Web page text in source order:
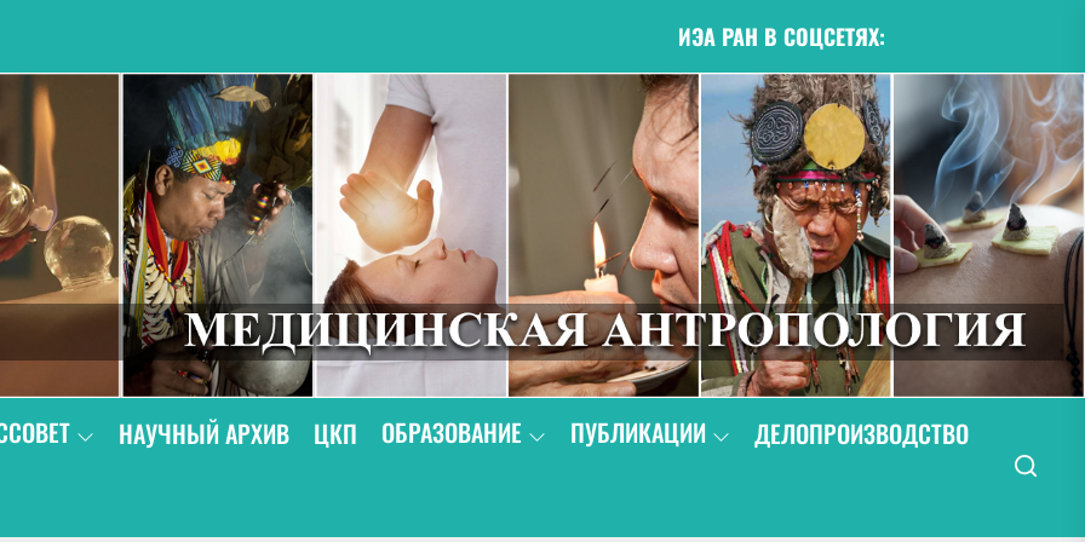
ИЭА РАН В СОЦСЕТЯХ:
НАУЧНЫЙ АРХИВ ЦКП ОБРАЗОВАНИЕ ПУБЛИКАЦИИ
ДЕЛОПРОИЗВОДСТВО